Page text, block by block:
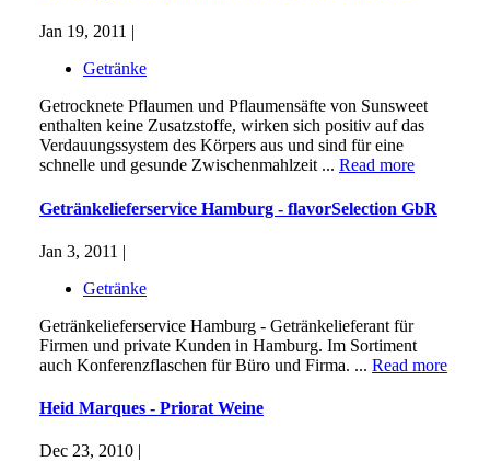
Jan 19, 2011 |
Getränke
Getrocknete Pflaumen und Pflaumensäfte von Sunsweet
enthalten keine Zusatzstoffe, wirken sich positiv auf das
Verdauungssystem des Körpers aus und sind für eine
schnelle und gesunde Zwischenmahlzeit ... Read more
Getränkelieferservice Hamburg - flavorSelection GbR
Jan 3, 2011 |
Getränke
Getränkelieferservice Hamburg - Getränkelieferant für
Firmen und private Kunden in Hamburg. Im Sortiment
auch Konferenzflaschen für Büro und Firma. ... Read more
Heid Marques - Priorat Weine
Dec 23, 2010 |